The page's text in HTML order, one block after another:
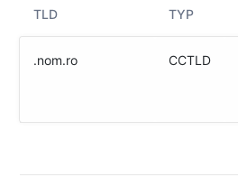
(IPv4
TLD TYP
.nom.ro CCTLD